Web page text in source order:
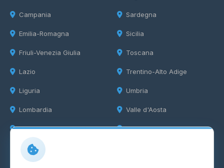
Campania
Emilia-Romagna
Friuli-Venezia Giulia
Lazio
Liguria
Lombardia
Marche
Sardegna
Sicilia
Toscana
Trentino-Alto Adige
Umbria
Valle d'Aosta
Veneto
Info